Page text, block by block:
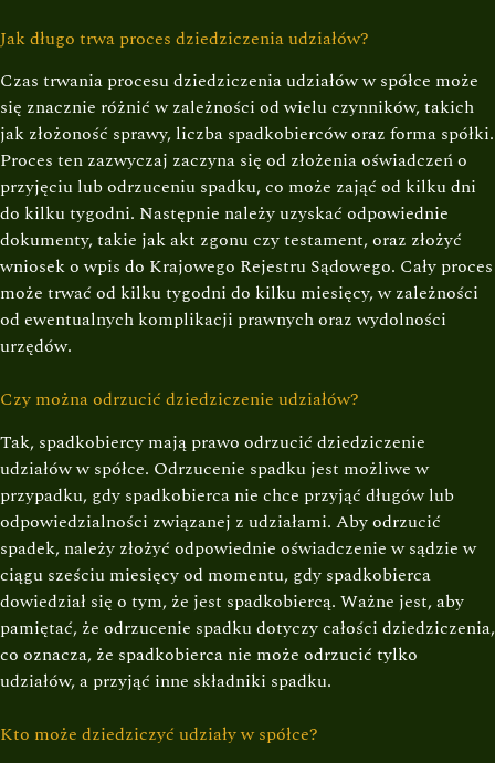
Jak długo trwa proces dziedziczenia udziałów?
Czas trwania procesu dziedziczenia udziałów w spółce może
się znacznie różnić w zależności od wielu czynników, takich
jak złożoność sprawy, liczba spadkobierców oraz forma spółki.
Proces ten zazwyczaj zaczyna się od złożenia oświadczeń o
przyjęciu lub odrzuceniu spadku, co może zająć od kilku dni
do kilku tygodni. Następnie należy uzyskać odpowiednie
dokumenty, takie jak akt zgonu czy testament, oraz złożyć
wniosek o wpis do Krajowego Rejestru Sądowego. Cały proces
może trwać od kilku tygodni do kilku miesięcy, w zależności
od ewentualnych komplikacji prawnych oraz wydolności
urzędów.
Czy można odrzucić dziedziczenie udziałów?
Tak, spadkobiercy mają prawo odrzucić dziedziczenie
udziałów w spółce. Odrzucenie spadku jest możliwe w
przypadku, gdy spadkobierca nie chce przyjąć długów lub
odpowiedzialności związanej z udziałami. Aby odrzucić
spadek, należy złożyć odpowiednie oświadczenie w sądzie w
ciągu sześciu miesięcy od momentu, gdy spadkobierca
dowiedział się o tym, że jest spadkobiercą. Ważne jest, aby
pamiętać, że odrzucenie spadku dotyczy całości dziedziczenia,
co oznacza, że spadkobierca nie może odrzucić tylko
udziałów, a przyjąć inne składniki spadku.
Kto może dziedziczyć udziały w spółce?